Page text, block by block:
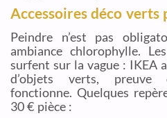
Accessoires déco
Peindre n’est pas
ambiance chlorophylle.
surfent sur la vague : IKEA
d’objets verts, preuve
fonctionne. Quelques
30 € pièce :